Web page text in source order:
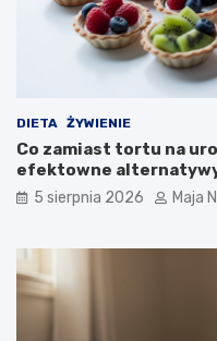
DIETA ŻYWIENIE
Co zamiast tortu na
efektowne
5 sierpnia 2026 Maja